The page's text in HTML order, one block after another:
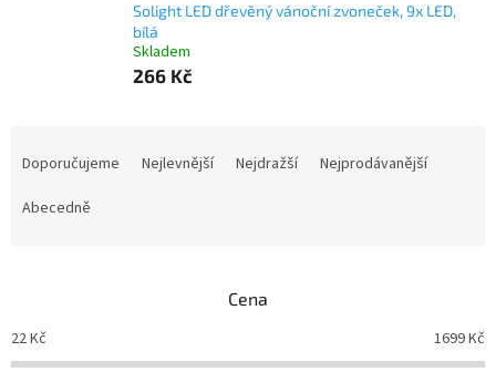
Solight LED dřevěný vánoční zvoneček, 9x LED,
bílá
Skladem
266 Kč
o
d
Doporučujeme Nejlevnější Nejdražší
Nejprodávanější
Abecedně
Cena
22Kč 1699Kč